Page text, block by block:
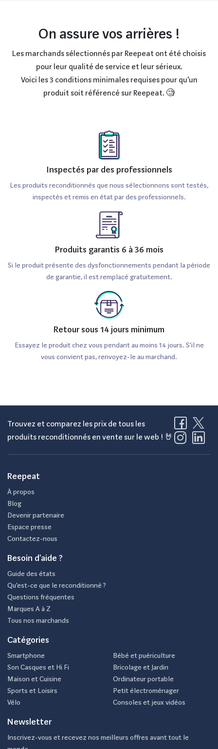
On assure vos arrières !
Les marchands sélectionnés par Reepeat ont été choisis
pour leur qualité de service et leur sérieux.
Voici les 3 conditions minimales requises pour qu'un
produit soit référencé sur Reepeat. 🧐
Inspectés par des professionnels
Les produits reconditionnés que nous sélectionnons sont testés,
inspectés et remis en état par des professionnels.
Produits garantis 6 à 36 mois
Si le produit présente des dysfonctionnements pendant la période
de garantie, il est remplacé gratuitement.
Retour sous 14 jours minimum
Essayez le produit chez vous pendant au moins 14 jours. S'il ne
vous convient pas, renvoyez-le au marchand.
Trouvez et comparez les prix de tous les
produits reconditionnés en vente sur le web ! 🤘
Reepeat
À propos
Blog
Devenir partenaire
Espace presse
Contactez-nous
Besoin d'aide ?
Guide des états
Qu’est-ce que le reconditionné ?
Questions fréquentes
Marques A à Z
Tous nos marchands
Catégories
Smartphone
Son Casques et Hi Fi
Maison et Cuisine
Sports et Loisirs
Vélo
Bébé et puériculture
Bricolage et Jardin
Ordinateur portable
Petit électroménager
Consoles et jeux vidéos
Newsletter
Inscrivez-vous et recevez nos meilleurs offres avant tout le